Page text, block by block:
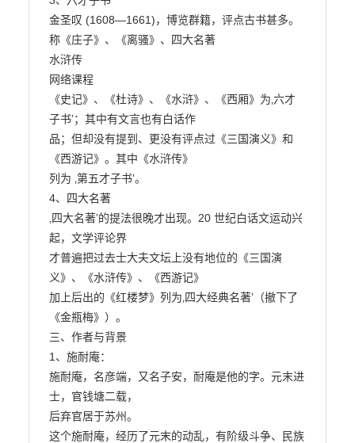
金圣叹 (1608—1661)，博览群籍，评点古书甚多。
称《庄子》、《离骚》、四大名著
水浒传
网络课程
《史记》、《杜诗》、《水浒》、《西厢》为‚六才
子书‛；其中有文言也有白话作
品；但却没有提到、更没有评点过《三国演义》和
《西游记》。其中《水浒传》
列为 ‚第五才子书‛。
4、四大名著
‚四大名著‛的提法很晚才出现。20 世纪白话文运动兴
起，文学评论界
才普遍把过去士大夫文坛上没有地位的《三国演
义》、《水浒传》、《西游记》
加上后出的《红楼梦》列为‚四大经典名著‛（撤下了
《金瓶梅》）。
三、作者与背景
1、施耐庵：
施耐庵，名彦端，又名子安，耐庵是他的字。元末进
士，官钱塘二载，
后弃官居于苏州。
这个施耐庵，经历了元末的动乱，有阶级斗争、民族